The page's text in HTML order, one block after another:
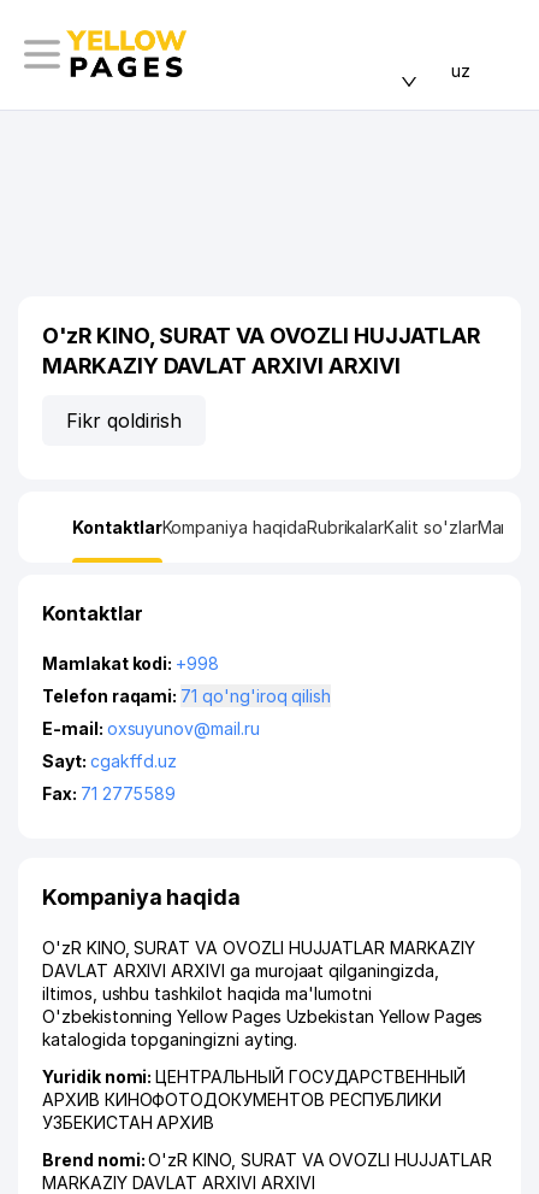
uz
O'zR KINO, SURAT VA OVOZLI HUJJATLAR
MARKAZIY DAVLAT ARXIVI ARXIVI
Fikr qoldirish
KontaktlarKompaniya haqidaRubrikalarKalit so'zlarManzil
Kontaktlar
Mamlakat kodi: +998
Telefon raqami:
71 qo'ng'iroq qilish
E-mail: oxsuyunov@mail.ru
Sayt: cgakffd.uz
Fax: 71 2775589
Kompaniya haqida
O'zR KINO, SURAT VA OVOZLI HUJJATLAR MARKAZIY
DAVLAT ARXIVI ARXIVI ga murojaat qilganingizda,
iltimos, ushbu tashkilot haqida ma'lumotni
O'zbekistonning Yellow Pages Uzbekistan Yellow Pages
katalogida topganingizni ayting.
Yuridik nomi:ЦЕНТРАЛЬНЫЙ ГОСУДАРСТВЕННЫЙ
АРХИВ КИНОФОТОДОКУМЕНТОВ РЕСПУБЛИКИ
УЗБЕКИСТАН АРХИВ
Brend nomi:O'zR KINO, SURAT VA OVOZLI HUJJATLAR
MARKAZIY DAVLAT ARXIVI ARXIVI